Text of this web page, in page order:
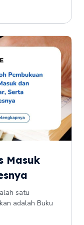
Masuk
satu
adalah Buku